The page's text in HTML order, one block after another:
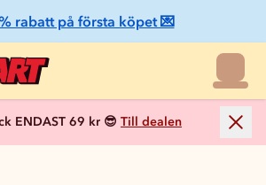
rabatt på första köpet 💌
ENDAST 69 kr 😎 Till dealen